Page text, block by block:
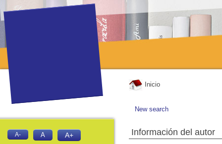
Inicio
New search
Información del autor
A- A A+